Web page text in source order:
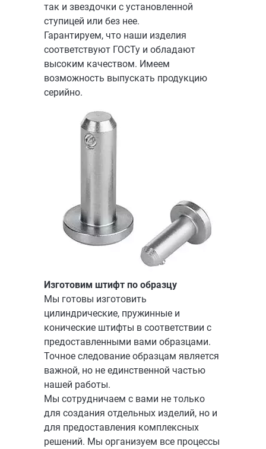
так и звездочки с установленной
ступицей или без нее.
Гарантируем, что наши изделия
соответствуют ГОСТу и обладают
высоким качеством. Имеем
возможность выпускать продукцию
серийно.
Изготовим штифт по образцу
Мы готовы изготовить
цилиндрические, пружинные и
конические штифты в соответствии с
предоставленными вами образцами.
Точное следование образцам является
важной, но не единственной частью
нашей работы.
Мы сотрудничаем с вами не только
для создания отдельных изделий, но и
для предоставления комплексных
решений. Мы организуем все процессы